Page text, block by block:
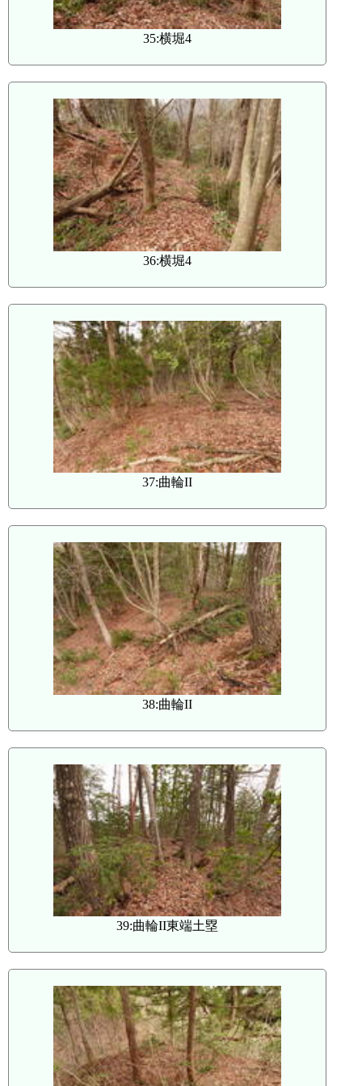
35:横堀4
36:横堀4
37:曲輪II
38:曲輪II
39:曲輪II東端土塁